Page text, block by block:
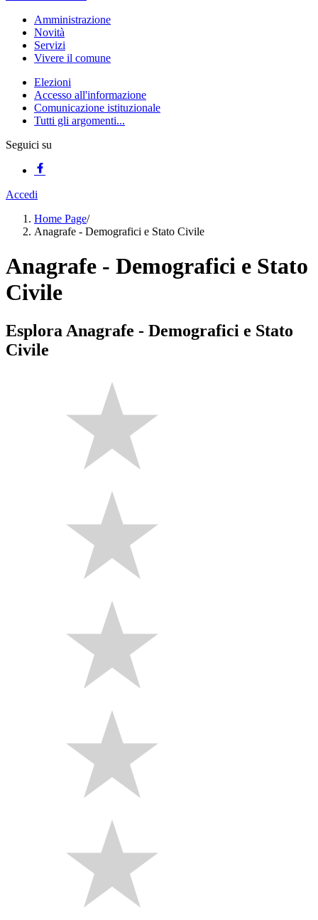
Amministrazione
Novità
Servizi
Vivere il comune
Elezioni
Accesso all'informazione
Comunicazione istituzionale
Tutti gli argomenti...
Seguici su
Accedi
Home Page/
Anagrafe - Demografici e Stato Civile
Anagrafe - Demografici e Stato
Civile
Esplora Anagrafe - Demografici e Stato
Civile